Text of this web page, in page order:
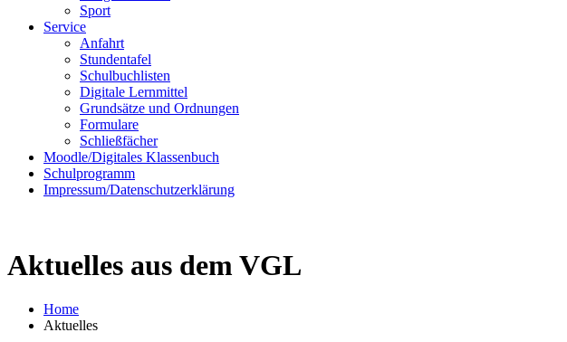
Sport
Service
Anfahrt
Stundentafel
Schulbuchlisten
Digitale Lernmittel
Grundsätze und Ordnungen
Formulare
Schließfächer
Moodle/Digitales Klassenbuch
Schulprogramm
Impressum/Datenschutzerklärung
Aktuelles aus dem VGL
Home
Aktuelles